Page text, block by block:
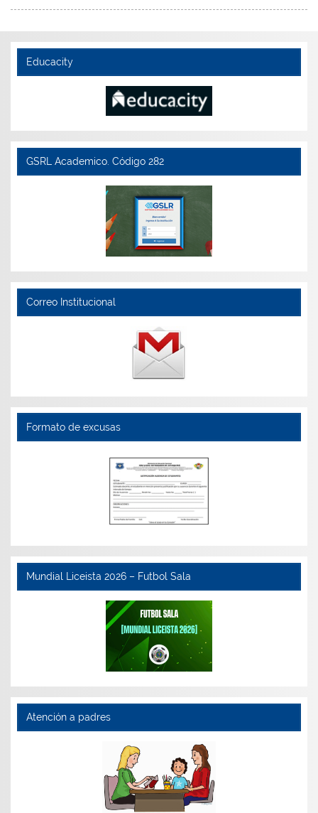
Educacity
GSRL Academico. Código 282
Correo Institucional
Formato de excusas
Mundial Liceista 2026 – Futbol Sala
Atención a padres